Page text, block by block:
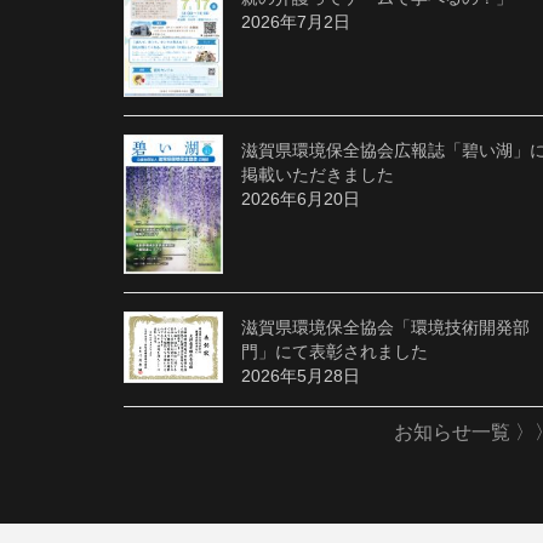
2026年7月2日
滋賀県環境保全協会広報誌「碧い湖」
掲載いただきました
2026年6月20日
滋賀県環境保全協会「環境技術開発部
門」にて表彰されました
2026年5月28日
お知らせ一覧 〉